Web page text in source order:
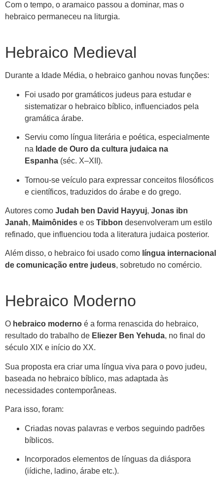
Com o tempo, o aramaico passou a dominar, mas o
hebraico permaneceu na liturgia.
Hebraico Medieval
Durante a Idade Média, o hebraico ganhou novas funções:
Foi usado por gramáticos judeus para estudar e
sistematizar o hebraico bíblico, influenciados pela
gramática árabe.
Serviu como língua literária e poética, especialmente
na Idade de Ouro da cultura judaica na
Espanha (séc. X–XII).
Tornou-se veículo para expressar conceitos filosóficos
e científicos, traduzidos do árabe e do grego.
Autores como Judah ben David Hayyuj, Jonas ibn
Janah, Maimônides e os Tibbon desenvolveram um estilo
refinado, que influenciou toda a literatura judaica posterior.
Além disso, o hebraico foi usado como língua internacional
de comunicação entre judeus, sobretudo no comércio.
Hebraico Moderno
O hebraico moderno é a forma renascida do hebraico,
resultado do trabalho de Eliezer Ben Yehuda, no final do
século XIX e início do XX.
Sua proposta era criar uma língua viva para o povo judeu,
baseada no hebraico bíblico, mas adaptada às
necessidades contemporâneas.
Para isso, foram:
Criadas novas palavras e verbos seguindo padrões
bíblicos.
Incorporados elementos de línguas da diáspora
(iídiche, ladino, árabe etc.).